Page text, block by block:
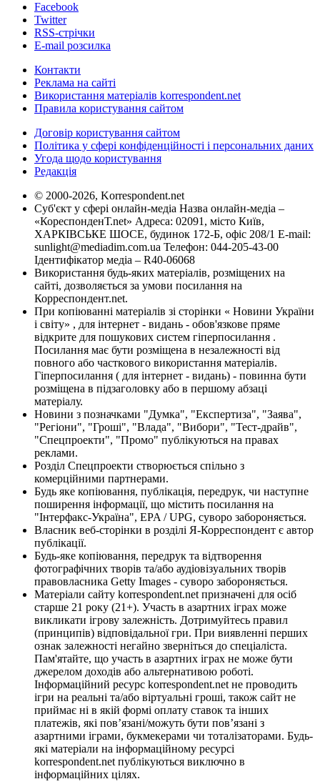
Facebook
Twitter
RSS-стрічки
E-mail розсилка
Контакти
Реклама на сайті
Використання матеріалів korrespondent.net
Правила користування сайтом
Договір користування сайтом
Політика у сфері конфіденційності і персональних даних
Угода щодо користування
Редакція
© 2000-2026, Korrespondent.net
Суб'єкт у сфері онлайн-медіа Назва онлайн-медіа –
«КореспонденТ.net» Адреса: 02091, місто Київ,
ХАРКІВСЬКЕ ШОСЕ, будинок 172-Б, офіс 208/1 E-mail:
sunlight@mediadim.com.ua Телефон: 044-205-43-00
Ідентифікатор медіа – R40-06068
Використання будь-яких матеріалів, розміщених на
сайті, дозволяється за умови посилання на
Корреспондент.net.
При копіюванні матеріалів зі сторінки « Новини України
і світу» , для інтернет - видань - обов'язкове пряме
відкрите для пошукових систем гіперпосилання .
Посилання має бути розміщена в незалежності від
повного або часткового використання матеріалів.
Гіперпосилання ( для інтернет - видань) - повинна бути
розміщена в підзаголовку або в першому абзаці
матеріалу.
Новини з позначками "Думка", "Експертиза", "Заява",
"Регіони", "Гроші", "Влада", "Вибори", "Тест-драйв",
"Спецпроекти", "Промо" публікуються на правах
реклами.
Розділ Спецпроекти створюється спільно з
комерційними партнерами.
Будь яке копіювання, публікація, передрук, чи наступне
поширення інформації, що містить посилання на
"Інтерфакс-Україна", EPA / UPG, суворо забороняється.
Власник веб-сторінки в розділі Я-Корреспондент є автор
публікації.
Будь-яке копіювання, передрук та відтворення
фотографічних творів та/або аудіовізуальних творів
правовласника Getty Images - суворо забороняється.
Матеріали сайту korrespondent.net призначені для осіб
старше 21 року (21+). Участь в азартних іграх може
викликати ігрову залежність. Дотримуйтесь правил
(принципів) відповідальної гри. При виявленні перших
ознак залежності негайно зверніться до спеціаліста.
Пам'ятайте, що участь в азартних іграх не може бути
джерелом доходів або альтернативою роботі.
Інформаційний ресурс korrespondent.net не проводить
ігри на реальні та/або віртуальні гроші, також сайт не
приймає ні в якій формі оплату ставок та інших
платежів, які пов’язані/можуть бути пов’язані з
азартними іграми, букмекерами чи тоталізаторами. Будь-
які матеріали на інформаційному ресурсі
korrespondent.net публікуються виключно в
інформаційних цілях.